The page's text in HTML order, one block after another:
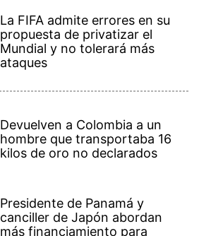
La FIFA admite errores en su
propuesta de privatizar el
Mundial y no tolerará más
ataques
Devuelven a Colombia a un
hombre que transportaba 16
kilos de oro no declarados
Presidente de Panamá y
canciller de Japón abordan
más financiamiento para